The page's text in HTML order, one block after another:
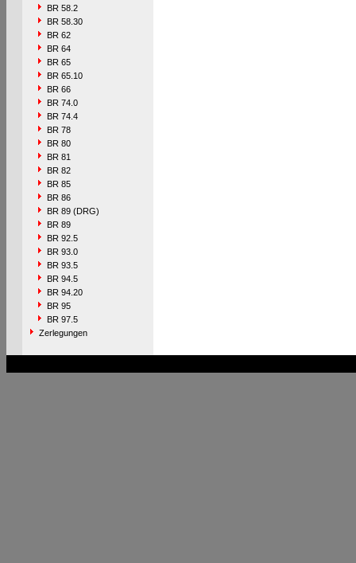
BR 58.2
BR 58.30
BR 62
BR 64
BR 65
BR 65.10
BR 66
BR 74.0
BR 74.4
BR 78
BR 80
BR 81
BR 82
BR 85
BR 86
BR 89 (DRG)
BR 89
BR 92.5
BR 93.0
BR 93.5
BR 94.5
BR 94.20
BR 95
BR 97.5
Zerlegungen